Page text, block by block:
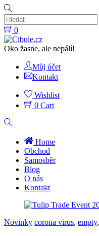
Skip
to
content
0
Menu
Oko žasne, ale nepálí!
Můj účet
Kontakt
Wishlist
0 Cart
Home
Obchod
Samosběr
Blog
O nás
Kontakt
Novinky corona virus, empty,